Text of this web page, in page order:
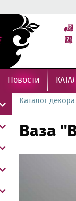
Новости
Каталог декора
Ваза